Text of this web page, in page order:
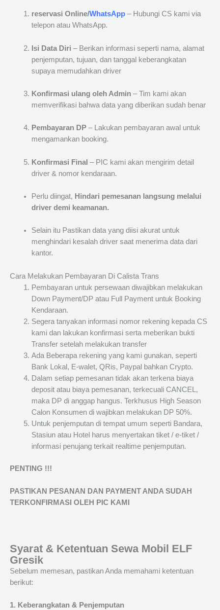
reservasi Online/WhatsApp– Hubungi CS kami via
telepon atau WhatsApp.
Isi Data Diri – Berikan informasi seperti nama, alamat
penjemputan, tujuan, dan tanggal keberangkatan
supaya memudahkan driver
Konfirmasi ulang oleh Admin– Tim kami akan
memverifikasi bahwa data yang diberikan sudah benar
Pembayaran DP– Lakukan pembayaran awal untuk
mengamankan booking.
Konfirmasi Final – PIC kami akan mengirim detail
driver & nomor kendaraan.
Perlu diingat, Hindari pemesanan langsung melalui
driver demi keamanan.
Selain itu Pastikan data yang diisi akurat untuk
menghindari kesalah driver saat menerima data dari
kantor.
Cara Melakukan Pembayaran Di Calista Trans
Pembayaran untuk persewaan diwajibkan melakukan
Down Payment/DP atau Full Payment untuk Booking
Kendaraan.
Segera tanyakan informasi nomor rekening kepada CS
kami dan lakukan konfirmasi serta meberikan bukti
Transfer setelah melakukan transfer
Ada Beberapa rekening yang kami gunakan, seperti
Bank Lokal, E-walet, QRis, Paypal bahkan Crypto.
Dalam setiap pemesanan tidak akan terkena biaya
deposit atau biaya pemesanan, terkecuali CANCEL,
maka DP di anggap hangus. Terkhusus High Season
Calon Konsumen di wajibkan melakukan DP 50%.
Untuk penjemputan di tempat umum seperti Bandara,
Stasiun atau Hotel harus menyertakan tiket / e-tiket /
informasi penujang terkait realtime penjemputan.
PENTING !!!
PASTIKAN PESANAN DAN PAYMENT ANDA SUDAH
TERKONFIRMASI OLEH PIC KAMI
Syarat & Ketentuan Sewa Mobil ELF
Gresik
Sebelum memesan, pastikan Anda memahami ketentuan
berikut:
1. Keberangkatan & Penjemputan